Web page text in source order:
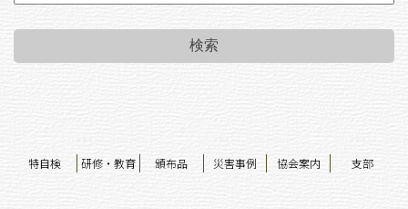
特自検 研修・教育 頒布品 災害事例 協会案内 支部